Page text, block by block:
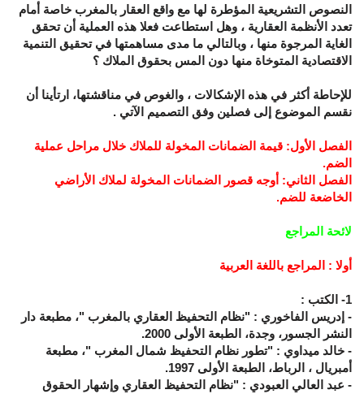
النصوص التشريعية المؤطرة لها مع واقع العقار بالمغرب خاصة أمام
تعدد الأنظمة العقارية ، وهل استطاعت فعلا هذه العملية أن تحقق
الغاية المرجوة منها ، وبالتالي ما مدى مساهمتها في تحقيق التنمية
الاقتصادية المتوخاة منها دون المس بحقوق الملاك ؟
للإحاطة أكثر في هذه الإشكالات ، والغوص في مناقشتها، ارتأينا أن
نقسم الموضوع إلى فصلين وفق التصميم الآتي .
الفصل الأول: قيمة الضمانات المخولة للملاك خلال مراحل عملية
الضم.
الفصل الثاني: أوجه قصور الضمانات المخولة لملاك الأراضي
الخاضعة للضم.
لائحة المراجع
أولا : المراجع باللغة العربية
1- الكتب :
- إدريس الفاخوري : "نظام التحفيظ العقاري بالمغرب "، مطبعة دار
النشر الجسور، وجدة، الطبعة الأولى 2000.
- خالد ميداوي : "تطور نظام التحفيظ شمال المغرب "، مطبعة
أمبريال ، الرباط، الطبعة الأولى 1997.
- عبد العالي العبودي : "نظام التحفيظ العقاري وإشهار الحقوق